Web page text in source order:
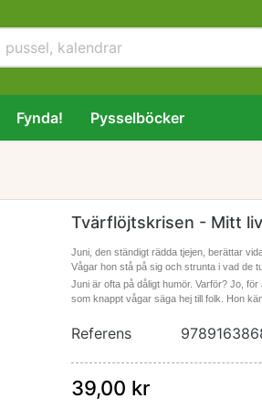
Fynda! Pysselböcker
Tvärflöjtskrisen - Mitt
Juni, den ständigt rädda tjejen, berättar
Vågar hon stå på sig och strunta i vad de
Juni är ofta på dåligt humör. Varför? Jo,
som knappt vågar säga hej till folk. Hon
Referens
39,00 kr